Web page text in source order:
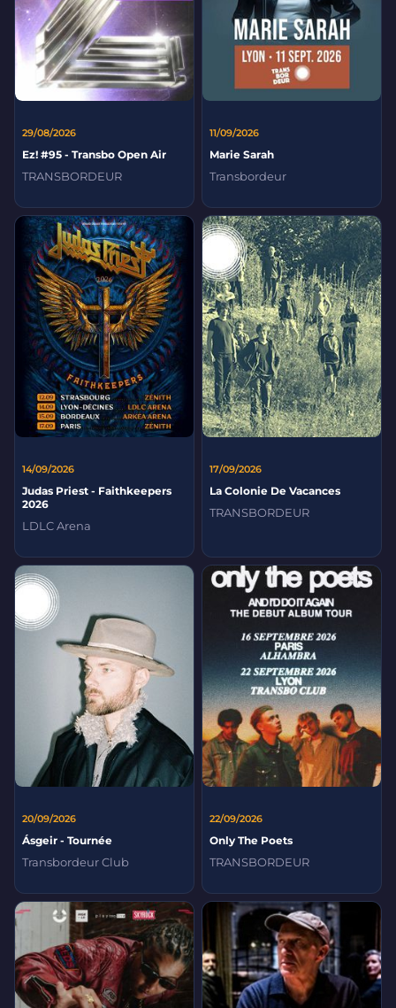
29/08/2026
Ez! #95 - Transbo Open Air
TRANSBORDEUR
11/09/2026
Marie Sarah
Transbordeur
14/09/2026
Judas Priest - Faithkeepers
2026
LDLC Arena
17/09/2026
La Colonie De Vacances
TRANSBORDEUR
20/09/2026
Ásgeir - Tournée
Transbordeur Club
22/09/2026
Only The Poets
TRANSBORDEUR